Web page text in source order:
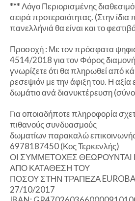
***Λόγο Περιορισμένης
σειρά προτεραιότητας. (Στην ίδια
πανελλήνιά θα είναι και το
Προσοχή : Με τον πρόσφατα
4514/2018 για τον Φόρος
γνωρίζετε ότι θα πληρωθεί από
ρεσεψιόν με την άφιξη του. Η αξία
δωμάτιο ανά διανυκτέρευση
Για οποιαδήποτε πληροφορία
πιθανούς συνδυασμούς
δωματίων παρακαλώ
6978187450 (Κος Τερκενλής)
ΟΙ ΣΥΜΜΕΤΟΧΕΣ ΘΕΩΡΟΥΝΤΑΙ
ΑΠΟ ΚΑΤΑΘΕΣΗ ΤΟΥ
ΠΟΣΟΥ ΣΤΗΝ ΤΡΑΠΕΖΑ
27/10/2017